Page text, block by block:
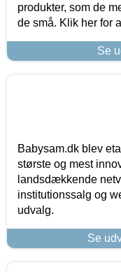
produkter, som de
de små. Klik her for
Se
Babysam.dk blev
største og mest
landsdækkende
institutionssalg og
udvalg.
Se